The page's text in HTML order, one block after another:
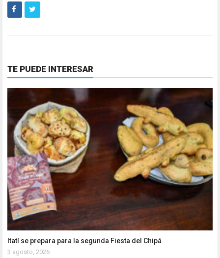
TE PUEDE INTERESAR
Itatí se prepara para la segunda Fiesta del Chipá
3 agosto, 2026